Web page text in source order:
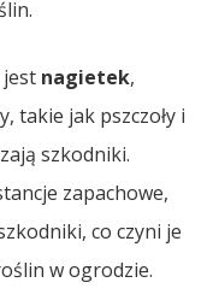
jest nagietek,
takie jak pszczoły i
szkodniki.
zapachowe,
co czyni je
w ogrodzie.